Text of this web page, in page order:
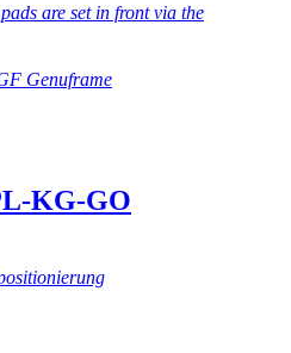
are set in front via the
Genuframe
KG-GO